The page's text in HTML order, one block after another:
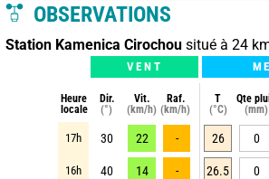
OBSERVATIONS
Station Kamenica Cirochou situé à 24
VENT
Heure
locale
Dir.
(°)
Vit.
(km/h)
Raf.
(km/h)
T
(°C)
Qte
(mm)
17h 30 22 - 26 0
16h 40 14 - 26.5 0